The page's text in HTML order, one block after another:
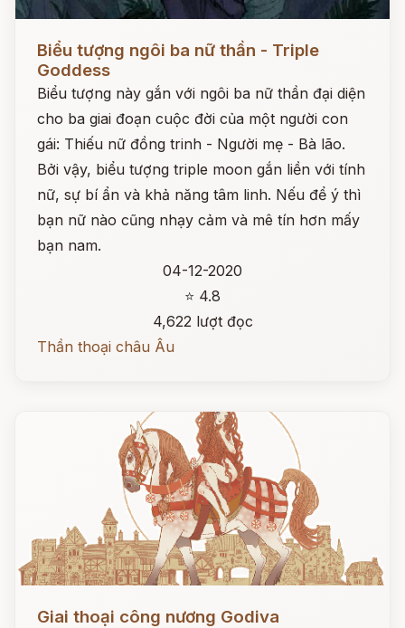
Đọc ngay
Biểu tượng ngôi ba nữ thần - Triple
Goddess
Biểu tượng này gắn với ngôi ba nữ thần đại diện
cho ba giai đoạn cuộc đời của một người con
gái: Thiếu nữ đồng trinh - Người mẹ - Bà lão.
Bởi vậy, biểu tượng triple moon gắn liền với tính
nữ, sự bí ẩn và khả năng tâm linh. Nếu để ý thì
bạn nữ nào cũng nhạy cảm và mê tín hơn mấy
bạn nam.
04-12-2020
⭐ 4.8
4,622 lượt đọc
Thần thoại châu Âu
Giai thoại công nương Godiva